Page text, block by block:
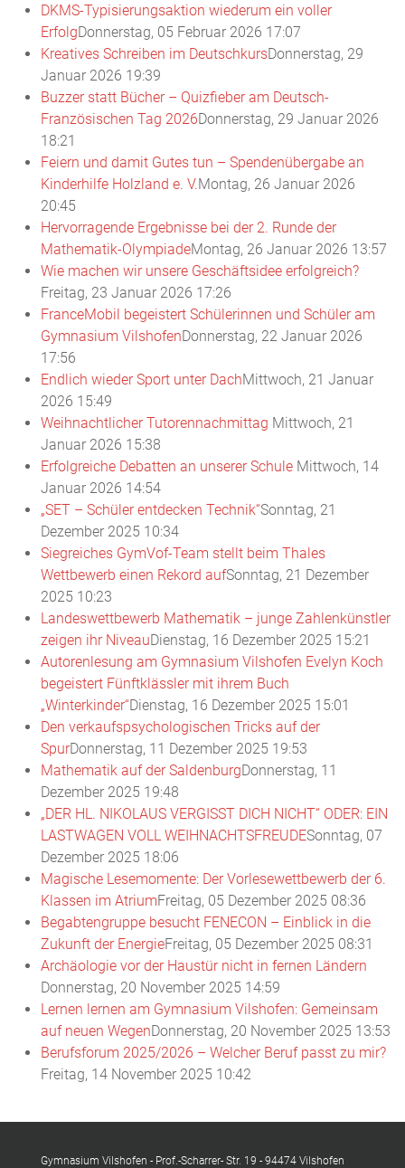
DKMS-Typisierungsaktion wiederum ein voller
ErfolgDonnerstag, 05 Februar 2026 17:07
Kreatives Schreiben im DeutschkursDonnerstag, 29
Januar 2026 19:39
Buzzer statt Bücher – Quizfieber am Deutsch-
Französischen Tag 2026Donnerstag, 29 Januar 2026
18:21
Feiern und damit Gutes tun – Spendenübergabe an
Kinderhilfe Holzland e. V.Montag, 26 Januar 2026
20:45
Hervorragende Ergebnisse bei der 2. Runde der
Mathematik-OlympiadeMontag, 26 Januar 2026 13:57
Wie machen wir unsere Geschäftsidee erfolgreich?
Freitag, 23 Januar 2026 17:26
FranceMobil begeistert Schülerinnen und Schüler am
Gymnasium VilshofenDonnerstag, 22 Januar 2026
17:56
Endlich wieder Sport unter DachMittwoch, 21 Januar
2026 15:49
Weihnachtlicher Tutorennachmittag Mittwoch, 21
Januar 2026 15:38
Erfolgreiche Debatten an unserer Schule Mittwoch, 14
Januar 2026 14:54
„SET – Schüler entdecken Technik“Sonntag, 21
Dezember 2025 10:34
Siegreiches GymVof-Team stellt beim Thales
Wettbewerb einen Rekord aufSonntag, 21 Dezember
2025 10:23
Landeswettbewerb Mathematik – junge Zahlenkünstler
zeigen ihr NiveauDienstag, 16 Dezember 2025 15:21
Autorenlesung am Gymnasium Vilshofen Evelyn Koch
begeistert Fünftklässler mit ihrem Buch
„Winterkinder“Dienstag, 16 Dezember 2025 15:01
Den verkaufspsychologischen Tricks auf der
SpurDonnerstag, 11 Dezember 2025 19:53
Mathematik auf der SaldenburgDonnerstag, 11
Dezember 2025 19:48
„DER HL. NIKOLAUS VERGISST DICH NICHT“ ODER: EIN
LASTWAGEN VOLL WEIHNACHTSFREUDESonntag, 07
Dezember 2025 18:06
Magische Lesemomente: Der Vorlesewettbewerb der 6.
Klassen im AtriumFreitag, 05 Dezember 2025 08:36
Begabtengruppe besucht FENECON – Einblick in die
Zukunft der EnergieFreitag, 05 Dezember 2025 08:31
Archäologie vor der Haustür nicht in fernen Ländern
Donnerstag, 20 November 2025 14:59
Lernen lernen am Gymnasium Vilshofen: Gemeinsam
auf neuen WegenDonnerstag, 20 November 2025 13:53
Berufsforum 2025/2026 – Welcher Beruf passt zu mir?
Freitag, 14 November 2025 10:42
Gymnasium Vilshofen - Prof.-Scharrer- Str. 19 - 94474 Vilshofen